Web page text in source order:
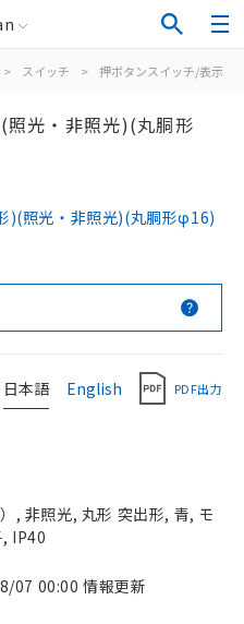
> スイッチ > 押ボタンスイッチ/表示灯
光・非照光)(丸胴形
)(照光・非照光)(丸胴形φ16)
日本語 English PDF出力
, 非照光, 丸形 突出形, 青, モ
IP40
07 00:00 情報更新